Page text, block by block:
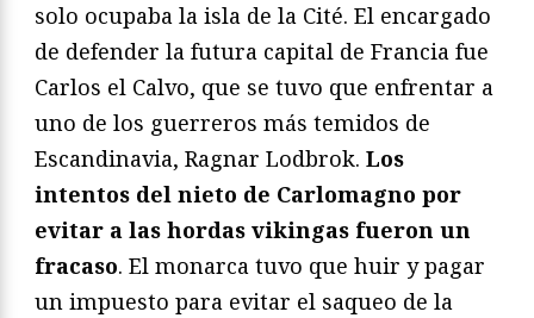
solo ocupaba la isla de la Cité. El encargado
de defender la futura capital de Francia fue
Carlos el Calvo, que se tuvo que enfrentar a
uno de los guerreros más temidos de
Escandinavia, Ragnar Lodbrok. Los
intentos del nieto de Carlomagno por
evitar a las hordas vikingas fueron un
fracaso. El monarca tuvo que huir y pagar
un impuesto para evitar el saqueo de la